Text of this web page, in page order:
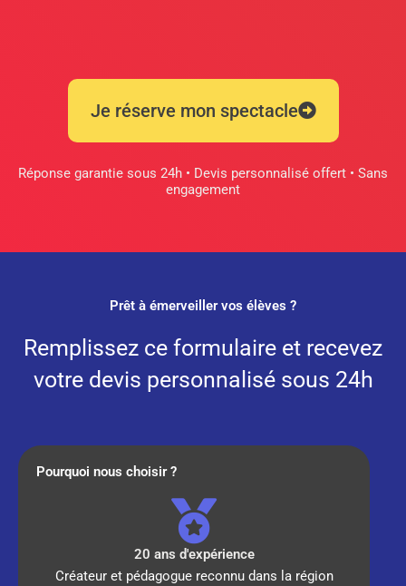
Je réserve mon spectacle
Réponse garantie sous 24h • Devis personnalisé offert • Sans
engagement
Prêt à émerveiller vos élèves ?
Remplissez ce formulaire et recevez
votre devis personnalisé sous 24h
Pourquoi nous choisir ?
20 ans d'expérience
Créateur et pédagogue reconnu dans la région